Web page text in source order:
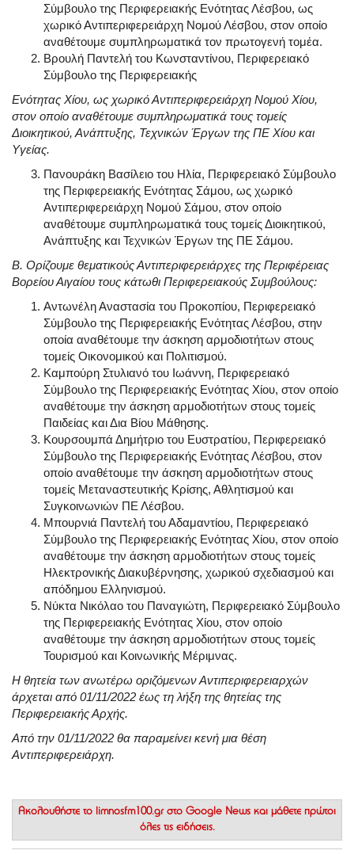
Σύμβουλο της Περιφερειακής Ενότητας Λέσβου, ως
χωρικό Αντιπεριφερειάρχη Νομού Λέσβου, στον οποίο
αναθέτουμε συμπληρωματικά τον πρωτογενή τομέα.
Βρουλή Παντελή του Κωνσταντίνου, Περιφερειακό
Σύμβουλο της Περιφερειακής
Ενότητας Χίου, ως χωρικό Αντιπεριφερειάρχη Νομού Χίου,
στον οποίο αναθέτουμε συμπληρωματικά τους τομείς
Διοικητικού, Ανάπτυξης, Τεχνικών Έργων της ΠΕ Χίου και
Υγείας.
Πανουράκη Βασίλειο του Ηλία, Περιφερειακό Σύμβουλο
της Περιφερειακής Ενότητας Σάμου, ως χωρικό
Αντιπεριφερειάρχη Νομού Σάμου, στον οποίο
αναθέτουμε συμπληρωματικά τους τομείς Διοικητικού,
Ανάπτυξης και Τεχνικών Έργων της ΠΕ Σάμου.
Β. Ορίζουμε θεματικούς Αντιπεριφερειάρχες της Περιφέρειας
Βορείου Αιγαίου τους κάτωθι Περιφερειακούς Συμβούλους:
Αντωνέλη Αναστασία του Προκοπίου, Περιφερειακό
Σύμβουλο της Περιφερειακής Ενότητας Λέσβου, στην
οποία αναθέτουμε την άσκηση αρμοδιοτήτων στους
τομείς Οικονομικού και Πολιτισμού.
Καμπούρη Στυλιανό του Ιωάννη, Περιφερειακό
Σύμβουλο της Περιφερειακής Ενότητας Χίου, στον οποίο
αναθέτουμε την άσκηση αρμοδιοτήτων στους τομείς
Παιδείας και Δια Βίου Μάθησης.
Κουρσουμπά Δημήτριο του Ευστρατίου, Περιφερειακό
Σύμβουλο της Περιφερειακής Ενότητας Λέσβου, στον
οποίο αναθέτουμε την άσκηση αρμοδιοτήτων στους
τομείς Μεταναστευτικής Κρίσης, Αθλητισμού και
Συγκοινωνιών ΠΕ Λέσβου.
Μπουρνιά Παντελή του Αδαμαντίου, Περιφερειακό
Σύμβουλο της Περιφερειακής Ενότητας Χίου, στον οποίο
αναθέτουμε την άσκηση αρμοδιοτήτων στους τομείς
Ηλεκτρονικής Διακυβέρνησης, χωρικού σχεδιασμού και
απόδημου Ελληνισμού.
Νύκτα Νικόλαο του Παναγιώτη, Περιφερειακό Σύμβουλο
της Περιφερειακής Ενότητας Χίου, στον οποίο
αναθέτουμε την άσκηση αρμοδιοτήτων στους τομείς
Τουρισμού και Κοινωνικής Μέριμνας.
Η θητεία των ανωτέρω οριζόμενων Αντιπεριφερειαρχών
άρχεται από 01/11/2022 έως τη λήξη της θητείας της
Περιφερειακής Αρχής.
Από την 01/11/2022 θα παραμείνει κενή μια θέση
Αντιπεριφερειάρχη.
Ακολουθήστε το limnosfm100.gr στο Google News και μάθετε πρώτοι
όλες τις ειδήσεις.